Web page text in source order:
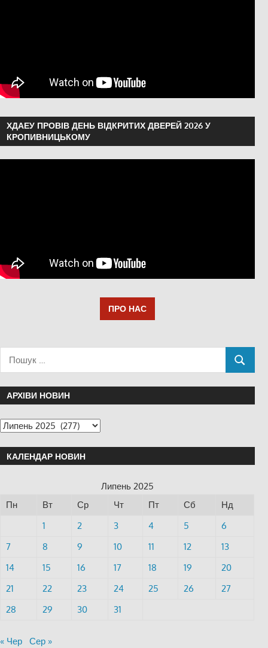
ХДАЕУ ПРОВІВ ДЕНЬ ВІДКРИТИХ ДВЕРЕЙ 2026 У
КРОПИВНИЦЬКОМУ
ПРО НАС
АРХІВИ НОВИН
КАЛЕНДАР НОВИН
Липень 2025
Пн
Вт Ср Чт Пт Сб
Нд
1
2 3 4 5
6
7
8 9 10 11 12
13
14
15 16 17 18 19
20
21
22 23 24 25 26
27
28
29 30 31
« Чер Сер »